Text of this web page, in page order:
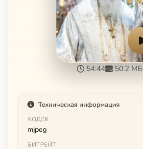
54:44 50.2 МБ
Техническая информация
КОДЕК
mjpeg
БИТРЕЙТ